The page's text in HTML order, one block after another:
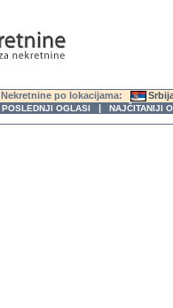
Nekretnine po lokacijama:
POSLEDNJI OGLASI | NAJČITANIJI